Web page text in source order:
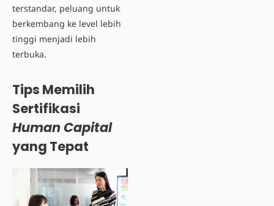
terstandar, peluang untuk
berkembang ke level lebih
tinggi menjadi lebih
terbuka.
Tips Memilih
Sertifikasi
Human Capital
yang Tepat